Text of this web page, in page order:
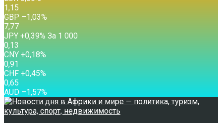
1,15
GBP –1,03%
7,77
JPY +0,39% За 1 000
0,13
CNY +0,18%
0,91
CHF +0,45%
0,65
AUD –1,57%